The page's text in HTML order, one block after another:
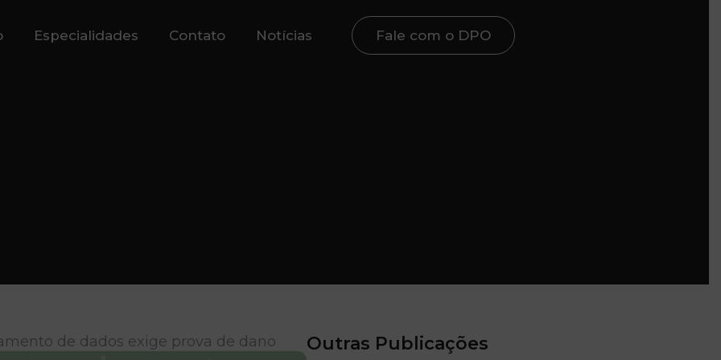
Especialidades Contato Notícias Fale com o DPO
de dados exige prova de dano Outras Publicações